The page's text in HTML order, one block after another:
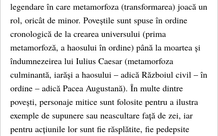
legendare în care metamorfoza (transformarea) joacă un
rol, oricât de minor. Poveștile sunt spuse în ordine
cronologică de la crearea universului (prima
metamorfoză, a haosului în ordine) până la moartea și
îndumnezeirea lui Iulius Caesar (metamorfoza
culminantă, iarăși a haosului – adică Războiul civil – în
ordine – adică Pacea Augustană). În multe dintre
povești, personaje mitice sunt folosite pentru a ilustra
exemple de supunere sau neascultare față de zei, iar
pentru acțiunile lor sunt fie răsplătite, fie pedepsite